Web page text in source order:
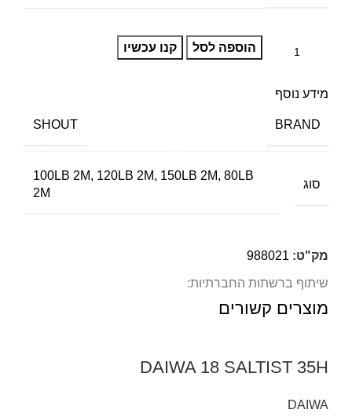
הוספה לסל קנו עכשיו
מידע נוסף
BRAND
SHOUT
סוג
100LB 2M, 120LB 2M, 150LB 2M, 80LB
2M
מק"ט: 988021
שיתוף ברשתות החברתיות:
מוצרים קשורים
DAIWA 18 SALTIST 35H
DAIWA